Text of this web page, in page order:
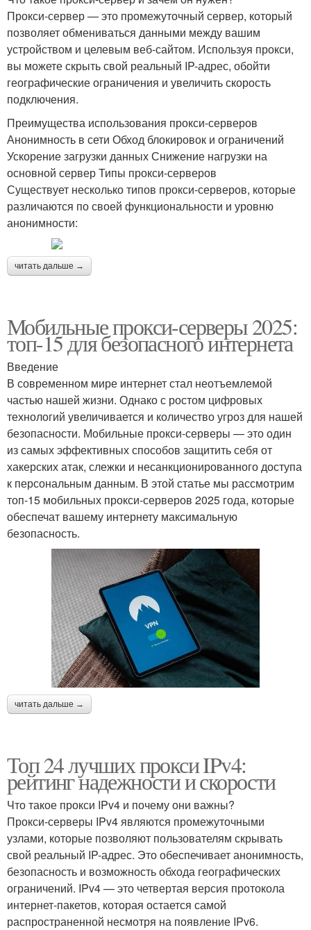
Прокси-сервер — это промежуточный сервер, который
позволяет обмениваться данными между вашим
устройством и целевым веб-сайтом. Используя прокси,
вы можете скрыть свой реальный IP-адрес, обойти
географические ограничения и увеличить скорость
подключения.
Преимущества использования прокси-серверов
Анонимность в сети Обход блокировок и ограничений
Ускорение загрузки данных Снижение нагрузки на
основной сервер Типы прокси-серверов
Существует несколько типов прокси-серверов, которые
различаются по своей функциональности и уровню
анонимности:
читать дальше →
Мобильные прокси-серверы 2025:
топ-15 для безопасного интернета
Введение
В современном мире интернет стал неотъемлемой
частью нашей жизни. Однако с ростом цифровых
технологий увеличивается и количество угроз для нашей
безопасности. Мобильные прокси-серверы — это один
из самых эффективных способов защитить себя от
хакерских атак, слежки и несанкционированного доступа
к персональным данным. В этой статье мы рассмотрим
топ-15 мобильных прокси-серверов 2025 года, которые
обеспечат вашему интернету максимальную
безопасность.
читать дальше →
Топ 24 лучших прокси IPv4:
рейтинг надежности и скорости
Что такое прокси IPv4 и почему они важны?
Прокси-серверы IPv4 являются промежуточными
узлами, которые позволяют пользователям скрывать
свой реальный IP-адрес. Это обеспечивает анонимность,
безопасность и возможность обхода географических
ограничений. IPv4 — это четвертая версия протокола
интернет-пакетов, которая остается самой
распространенной несмотря на появление IPv6.